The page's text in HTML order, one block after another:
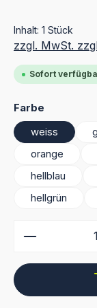
Inhalt: 1 Stück
zzgl. MwSt.
Sofort
Farbe
weiss
orange
hellblau
hellgrün
Produkt